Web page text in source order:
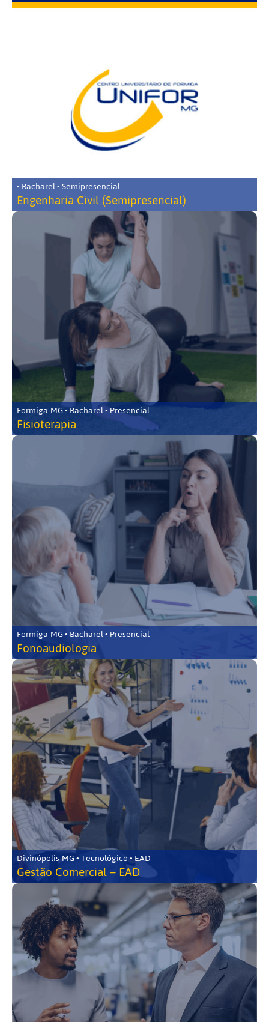
• Bacharel • Semipresencial
Engenharia Civil (Semipresencial)
Formiga-MG • Bacharel • Presencial
Fisioterapia
Formiga-MG • Bacharel • Presencial
Fonoaudiologia
Divinópolis-MG • Tecnológico • EAD
Gestão Comercial – EAD